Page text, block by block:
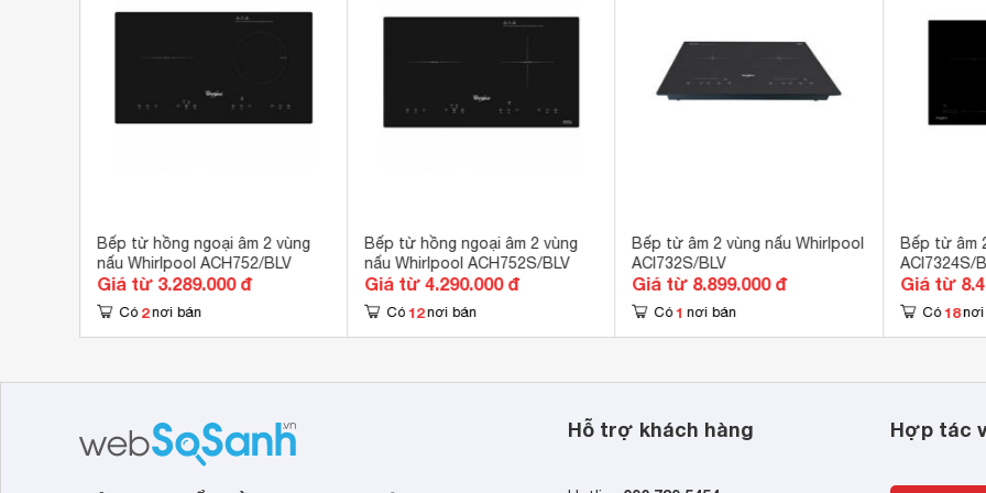
Bếp từ hồng ngoại âm 2 vùng
nấu Whirlpool ACH752/BLV
Giá từ 3.289.000 đ
Có 2 nơi bán
Bếp từ hồng ngoại âm 2 vùng
nấu Whirlpool ACH752S/BLV
Giá từ 4.290.000 đ
Có 12 nơi bán
Bếp từ âm 2 vùng nấu Whirlpool
ACI732S/BLV
Giá từ 8.899.000 đ
Có 1 nơi bán
Bếp từ âm
ACI7324S/
Giá từ
Có 18 nơi
Hỗ trợ khách hàng Hợp tác